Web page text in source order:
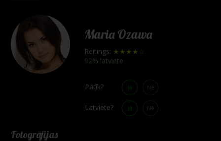
Maria Ozawa
Reitings: ★★★★☆
92% latviete
Patīk? Jā Nē
Latviete? Jā Nē
Fotogrāfijas